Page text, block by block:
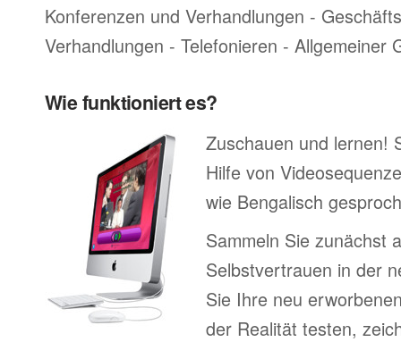
Konferenzen und Verhandlungen -
Verhandlungen - Telefonieren - Allgemeiner
Wie funktioniert es?
Zuschauen und lernen!
Hilfe von
wie Bengalisch
Sammeln Sie zunächst
Selbstvertrauen in der
Sie Ihre neu
der Realität testen,